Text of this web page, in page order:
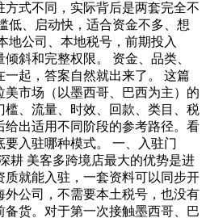
式不同，实际背后是两套完全不
低、启动快，适合资金不多、想
地公司、本地税号，前期投入
斜和完整权限。 资金、品类、
起，答案自然就出来了。 这篇
市场（以墨西哥、巴西为主）的
槛、流量、时效、回款、类目、税
出适用不同阶段的参考路径。看
入驻哪种模式。 一、入驻门
耕 美客多跨境店最大的优势是进
就能入驻，一套资料可以同步开
公司，不需要本土税号，也没有
货。对于第一次接触墨西哥、巴